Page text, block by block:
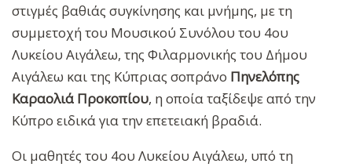
στιγμές βαθιάς συγκίνησης και μνήμης, με τη
συμμετοχή του Μουσικού Συνόλου του 4ου
Λυκείου Αιγάλεω, της Φιλαρμονικής του Δήμου
Αιγάλεω και της Κύπριας σοπράνο Πηνελόπης
Καραολιά Προκοπίου, η οποία ταξίδεψε από την
Κύπρο ειδικά για την επετειακή βραδιά.
Οι μαθητές του 4ου Λυκείου Αιγάλεω, υπό τη